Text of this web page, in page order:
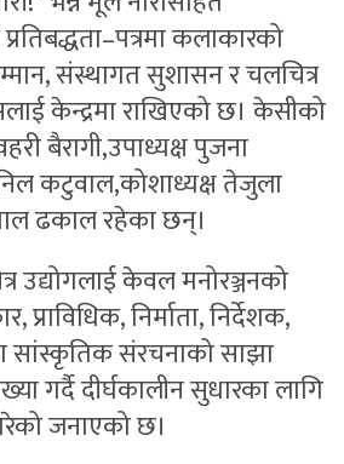
कलाकारको
संस्थागत सुशासन र चलचित्र
केन्द्रमा राखिएको छ। केसीको
बैरागी,उपाध्यक्ष पुजना
कटुवाल,कोशाध्यक्ष तेजुला
ढकाल रहेका छन्।
उद्योगलाई केवल मनोरञ्जनको
निर्माता, निर्देशक,
सांस्कृतिक संरचनाको साझा
गर्दै दीर्घकालीन सुधारका लागि
जनाएको छ।